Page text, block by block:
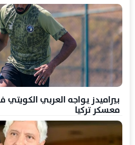
بيراميدز يواجه العربي
معسكر تركيا